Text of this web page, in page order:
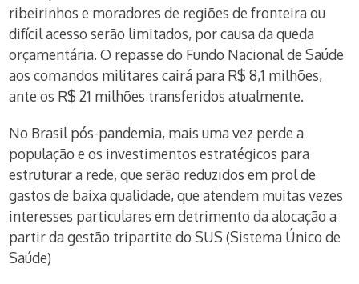
ribeirinhos e moradores de regiões de fronteira ou
difícil acesso serão limitados, por causa da queda
orçamentária. O repasse do Fundo Nacional de Saúde
aos comandos militares cairá para R$ 8,1 milhões,
ante os R$ 21 milhões transferidos atualmente.
No Brasil pós-pandemia, mais uma vez perde a
população e os investimentos estratégicos para
estruturar a rede, que serão reduzidos em prol de
gastos de baixa qualidade, que atendem muitas vezes
interesses particulares em detrimento da alocação a
partir da gestão tripartite do SUS (Sistema Único de
Saúde)